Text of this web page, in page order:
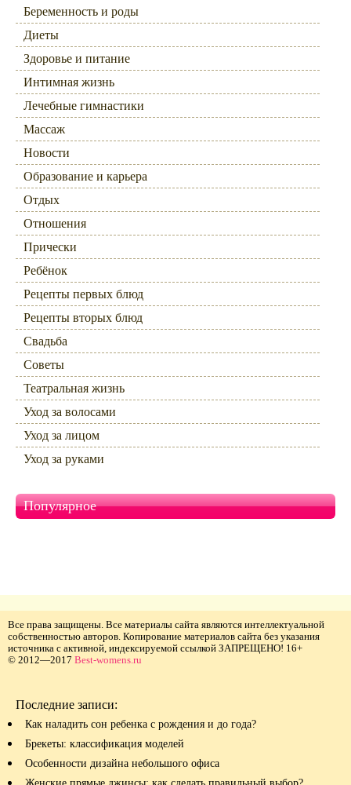
Беременность и роды
Диеты
Здоровье и питание
Интимная жизнь
Лечебные гимнастики
Массаж
Новости
Образование и карьера
Отдых
Отношения
Прически
Ребёнок
Рецепты первых блюд
Рецепты вторых блюд
Свадьба
Советы
Театральная жизнь
Уход за волосами
Уход за лицом
Уход за руками
Популярное
Все права защищены. Все материалы сайта являются интеллектуальной
собственностью авторов. Копирование материалов сайта без указания
источника с активной, индексируемой ссылкой ЗАПРЕЩЕНО! 16+
© 2012—2017 Best-womens.ru
Последние записи:
Как наладить сон ребенка с рождения и до года?
Брекеты: классификация моделей
Особенности дизайна небольшого офиса